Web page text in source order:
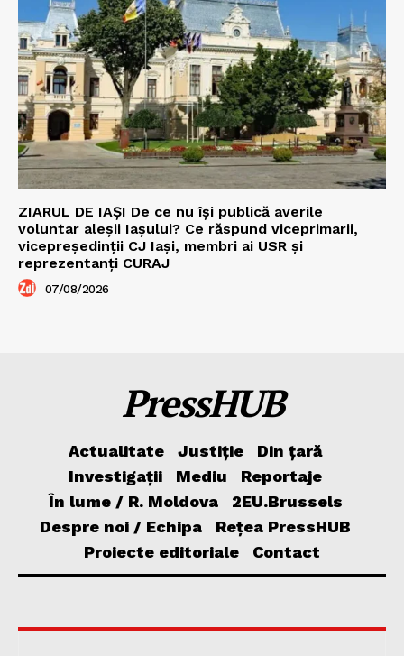
ZIARUL DE IAȘI De ce nu își publică averile
voluntar aleșii Iașului? Ce răspund viceprimarii,
vicepreședinții CJ Iași, membri ai USR și
reprezentanți CURAJ
07/08/2026
PressHUB
Actualitate Justiție
Din țară
Investigații
Mediu
Reportaje
În lume / R. Moldova
2EU.Brussels
Despre noi / Echipa
Rețea PressHUB
Proiecte editoriale
Contact